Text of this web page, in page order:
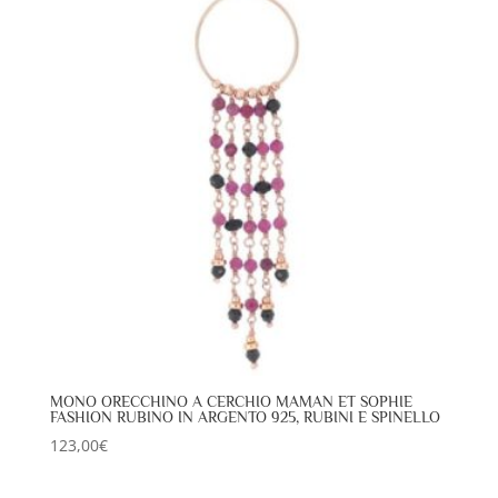
MONO ORECCHINO A CERCHIO MAMAN ET SOPHIE
FASHION RUBINO IN ARGENTO 925, RUBINI E SPINELLO
123,00€